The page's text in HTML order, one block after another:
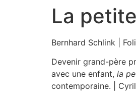
La
Bernhard Schlink |
Devenir grand-père
avec une enfant, la
contemporaine. |